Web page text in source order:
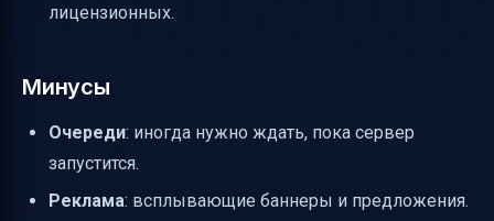
лицензионных.
Минусы
Очереди: иногда нужно ждать, пока сервер
запустится.
Реклама: всплывающие баннеры и предложения.